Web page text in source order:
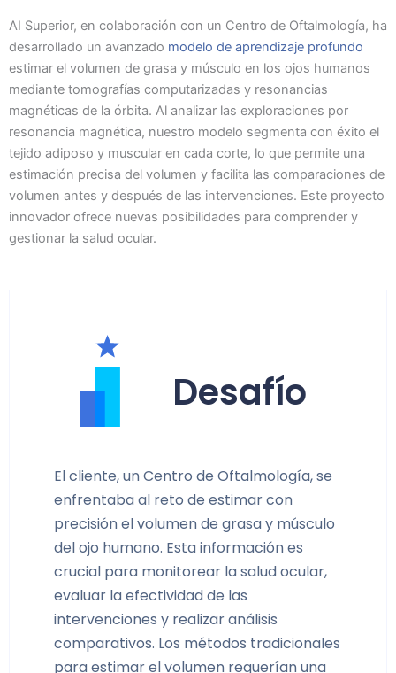
AI Superior, en colaboración con un Centro de Oftalmología, ha
desarrollado un avanzado modelo de aprendizaje profundo
estimar el volumen de grasa y músculo en los ojos humanos
mediante tomografías computarizadas y resonancias
magnéticas de la órbita. Al analizar las exploraciones por
resonancia magnética, nuestro modelo segmenta con éxito el
tejido adiposo y muscular en cada corte, lo que permite una
estimación precisa del volumen y facilita las comparaciones de
volumen antes y después de las intervenciones. Este proyecto
innovador ofrece nuevas posibilidades para comprender y
gestionar la salud ocular.
Desafío
El cliente, un Centro de Oftalmología, se
enfrentaba al reto de estimar con
precisión el volumen de grasa y músculo
del ojo humano. Esta información es
crucial para monitorear la salud ocular,
evaluar la efectividad de las
intervenciones y realizar análisis
comparativos. Los métodos tradicionales
para estimar el volumen requerían una